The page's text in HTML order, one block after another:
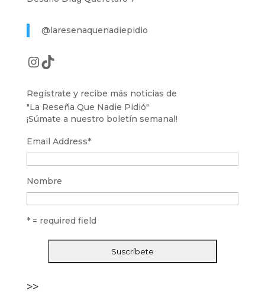
@laresenaquenadiepidio
Instagram
TikTok
Regístrate y recibe más noticias de
"La Reseña Que Nadie Pidió"
¡Súmate a nuestro boletín semanal!
Email Address*
Nombre
* = required field
>>